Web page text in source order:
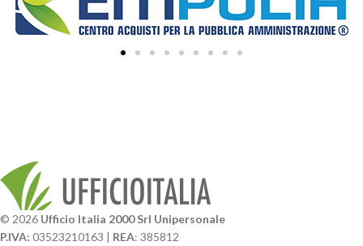
© 2026 Ufficio Italia 2000 Srl Unipersonale
P.IVA: 03523210163 | REA: 385812